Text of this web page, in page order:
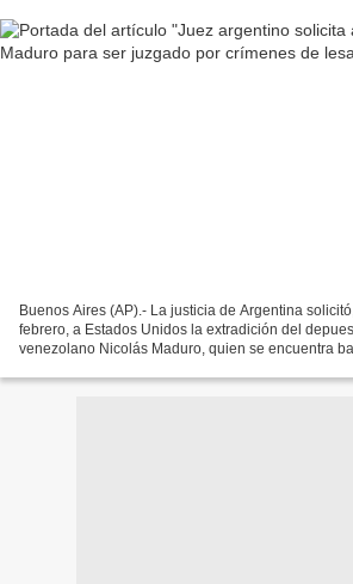
Buenos Aires (AP).- La justicia de Argentina
febrero, a Estados Unidos la extradición del
venezolano Nicolás Maduro, quien se encuentra